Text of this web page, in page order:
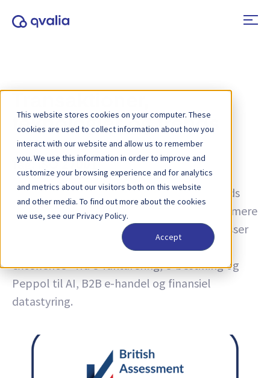
This website stores cookies on your computer. These
cookies are used to collect information about how you
interact with our website and allow us to remember
you. We use this information in order to improve and
customize your browsing experience and for analytics
and metrics about our visitors both on this website
and other media. To find out more about the cookies
we use, see our Privacy Policy.
Accept
teknologier og trends
Tag:
Indsigt i transaktioner, teknologier og trends
samt nyheder om produktopdateringer. Få mere
at vide om, hvordan du kan forbedre processer
og bruge transaktionsdata til operationel
excellence - fra e-fakturering, e-bestilling og
Peppol til AI, B2B e-handel og finansiel
datastyring.